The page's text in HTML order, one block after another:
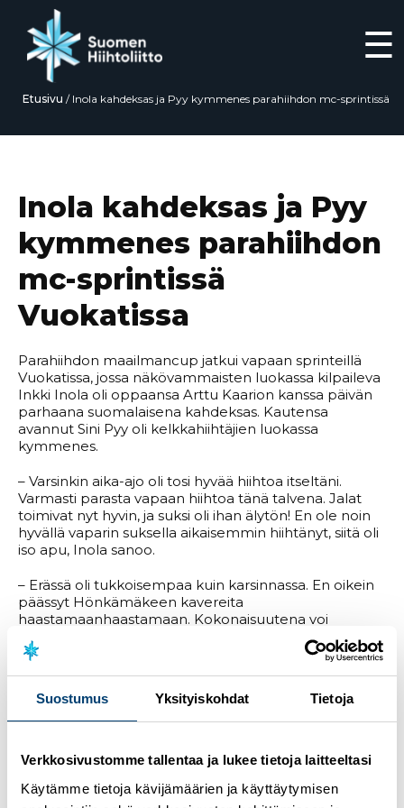
Suostumus Yksityiskohdat Tietoja
Verkkosivustomme tallentaa ja lukee tietoja laitteeltasi
Käytämme tietoja kävijämäärien ja käyttäytymisen
☰
Etusivu / Inola kahdeksas ja Pyy kymmenes parahiihdon mc-sprintissä
Inola kahdeksas ja Pyy
kymmenes parahiihdon
mc-sprintissä
Vuokatissa
Parahiihdon maailmancup jatkui vapaan sprinteillä
Vuokatissa, jossa näkövammaisten luokassa kilpaileva
Inkki Inola oli oppaansa Arttu Kaarion kanssa päivän
parhaana suomalaisena kahdeksas. Kautensa
avannut Sini Pyy oli kelkkahiihtäjien luokassa
kymmenes.
– Varsinkin aika-ajo oli tosi hyvää hiihtoa itseltäni.
Varmasti parasta vapaan hiihtoa tänä talvena. Jalat
toimivat nyt hyvin, ja suksi oli ihan älytön! En ole noin
hyvällä vaparin suksella aikaisemmin hiihtänyt, siitä oli
iso apu, Inola sanoo.
– Erässä oli tukkoisempaa kuin karsinnassa. En oikein
päässyt Hönkämäkeen kavereita
haastamaanhaastamaan. Kokonaisuutena voi
kuitenkin tyytyväinen olla.
Sini Pyy ei Vuokatin kilpailuista suuria odottanutkaan,
– Tiesin, että on niin paljon kysymysmerkkejä ilmassa,
mokan, mutta enemmän näkyy se, etten ole kisannut
vuoteen, Pyy sanoi.